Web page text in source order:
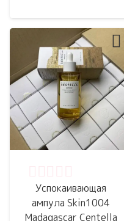
Успокаивающая
ампула Skin1004
Madagascar Centella